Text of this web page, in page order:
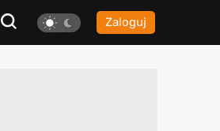
Zaloguj